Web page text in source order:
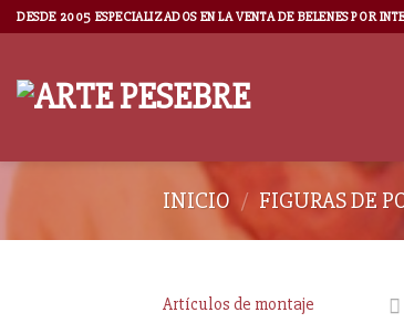
DESDE 2005 ESPECIALIZADOS EN LA VENTA DE BELENES POR
INICIO / FIGURAS DE
Artículos de montaje